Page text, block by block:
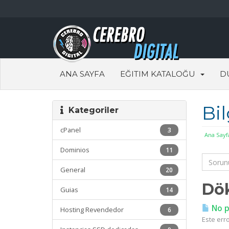
ANA SAYFA EĞITIM KATALOĞU
Ana
Kategoriler
3
cPanel
11
Dominios
20
General
14
Guias
6
Hosting Revendedor No
Este